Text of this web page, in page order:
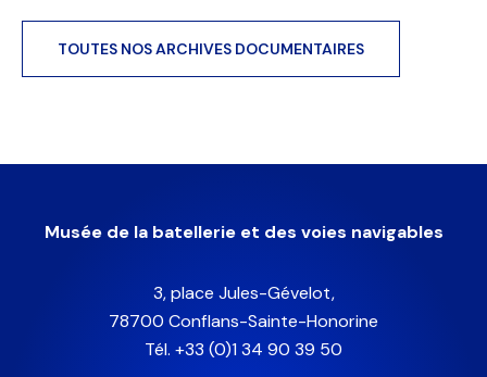
TOUTES NOS ARCHIVES DOCUMENTAIRES
Musée de la batellerie et des voies navigables
3, place Jules-Gévelot,
78700 Conflans-Sainte-Honorine
Tél. +33 (0)1 34 90 39 50